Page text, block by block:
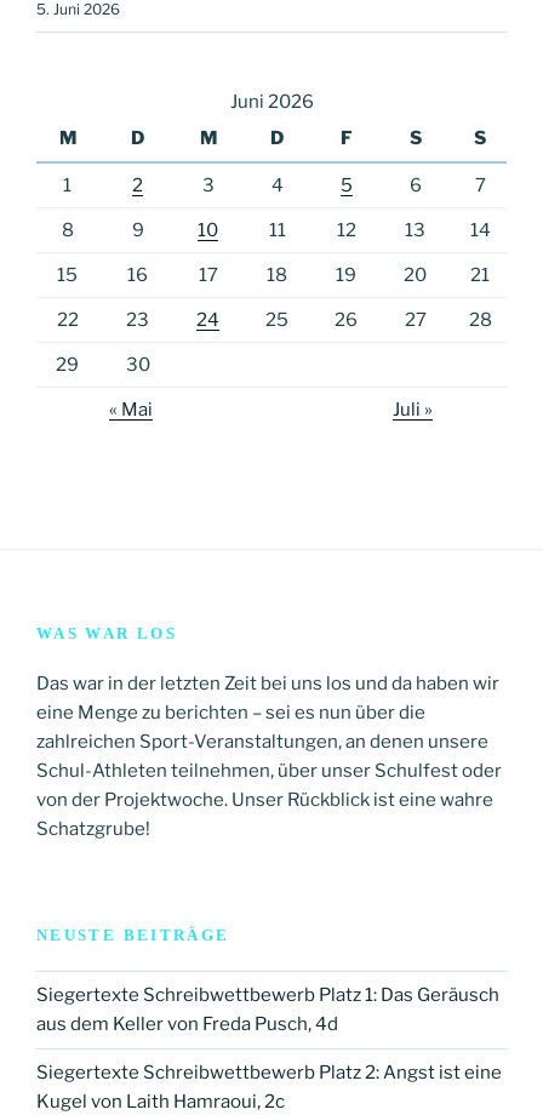
5. Juni 2026
Juni 2026
M
D M D F S S
1 2 3 4 5 6 7
8 9 10 11 12 13 14
15 16 17 18 19 20 21
22 23 24 25 26 27 28
29 30
« Mai Juli »
WAS WAR LOS
Das war in der letzten Zeit bei uns los und da haben wir
eine Menge zu berichten – sei es nun über die
zahlreichen Sport-Veranstaltungen, an denen unsere
Schul-Athleten teilnehmen, über unser Schulfest oder
von der Projektwoche. Unser Rückblick ist eine wahre
Schatzgrube!
NEUSTE BEITRÄGE
Siegertexte Schreibwettbewerb Platz 1: Das Geräusch
aus dem Keller von Freda Pusch, 4d
Siegertexte Schreibwettbewerb Platz 2: Angst ist eine
Kugel von Laith Hamraoui, 2c